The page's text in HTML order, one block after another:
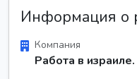
Информация о
Компания
Работа в